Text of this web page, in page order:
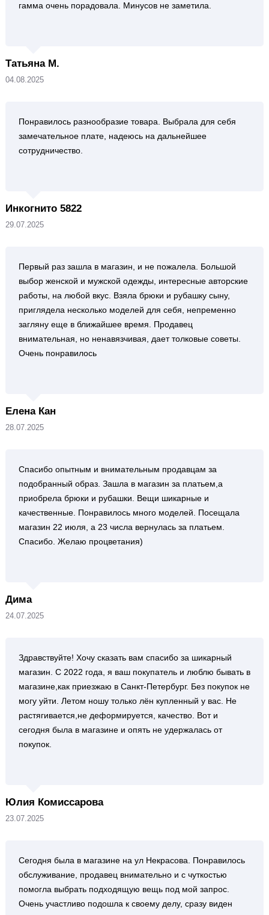
гамма очень порадовала. Минусов не заметила.
Татьяна М.
04.08.2025
Понравилось разнообразие товара. Выбрала для себя
замечательное плате, надеюсь на дальнейшее
сотрудничество.
Инкогнито 5822
29.07.2025
Первый раз зашла в магазин, и не пожалела. Большой
выбор женской и мужской одежды, интересные авторские
работы, на любой вкус. Взяла брюки и рубашку сыну,
приглядела несколько моделей для себя, непременно
загляну еще в ближайшее время. Продавец
внимательная, но ненавязчивая, дает толковые советы.
Очень понравилось
Елена Кан
28.07.2025
Спасибо опытным и внимательным продавцам за
подобранный образ. Зашла в магазин за платьем,а
приобрела брюки и рубашки. Вещи шикарные и
качественные. Понравилось много моделей. Посещала
магазин 22 июля, а 23 числа вернулась за платьем.
Спасибо. Желаю процветания)
Дима
24.07.2025
Здравствуйте! Хочу сказать вам спасибо за шикарный
магазин. С 2022 года, я ваш покупатель и люблю бывать в
магазине,как приезжаю в Санкт-Петербург. Без покупок не
могу уйти. Летом ношу только лён купленный у вас. Не
растягивается,не деформируется, качество. Вот и
сегодня была в магазине и опять не удержалась от
покупок.
Юлия Комиссарова
23.07.2025
Сегодня была в магазине на ул Некрасова. Понравилось
обслуживание, продавец внимательно и с чуткостью
помогла выбрать подходящую вещь под мой запрос.
Очень участливо подошла к своему делу, сразу виден